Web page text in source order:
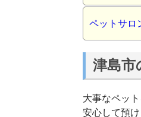
ペットサロ
津島市
大事なペッ
安心して預